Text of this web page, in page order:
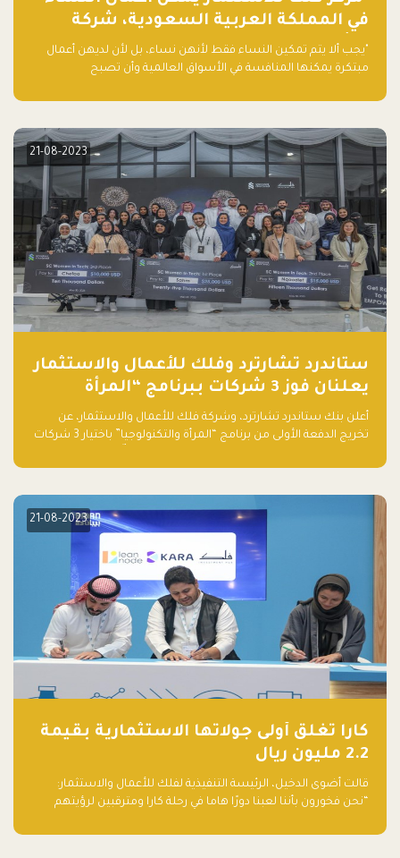
في المملكة العربية السعودية، شركة
ناشئة تلو الأخرى."
"يجب ألا يتم تمكين النساء فقط لأنهن نساء، بل لأن لديهن أعمال
مبتكرة يمكنها المنافسة في الأسواق العالمية وأن تصبح
21-08-2023
ستاندرد تشارترد وفلك للأعمال والاستثمار
يعلنان فوز 3 شركات ببرنامج “المرأة
والتكنولوجيا”
أعلن بنك ستاندرد تشارترد، وشركة فلك للأعمال والاستثمار، عن
تخريج الدفعة الأولى من برنامج “المرأة والتكنولوجيا” باختيار 3 شركات
الأعمال، اللواتي خضعن لبرنامج حاضنة مدته 8 أسابيع، أفكاراً مبتكرة
21-08-2023
كارا تغلق أولى جولاتها الاستثمارية بقيمة
2.2 مليون ريال
قالت أضوى الدخيل، الرئيسة التنفيذية لفلك للأعمال والاستثمار:
“نحن فخورون بأننا لعبنا دورًا هاما في رحلة كارا ومترقبين لرؤيتهم
جيدًا لكوكبنا فحسب، بل إنه جيد أيضًا للأعمال”.